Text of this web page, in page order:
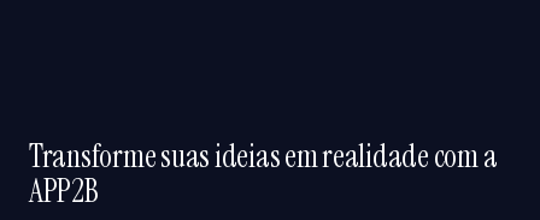
Transforme suas ideias em realidade com a
APP2B